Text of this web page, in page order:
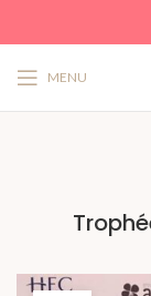
MENU